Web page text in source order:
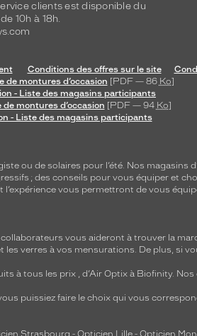
clients est disponible du
10h à 18h.
Conditions des offres sur le site
montures d’occasion [PDF — 86 Ko]
- Liste des magasins participants
montures d’occasion [PDF — 94 Ko]
- Liste des magasins participants
ou de solaires pour l’été. Nos magasins
; des conseils pour vous équiper et
vous permettront de vous
vous aideront à trouver la
verres à vos mensurations. De plus, si
à tous les prix , d’Air Optix à Biofinity.
puissiez faire le choix qui vous
Strasbourg - Opticien Lille - Opticien